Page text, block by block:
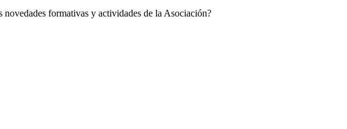
formativas y actividades de la Asociación?